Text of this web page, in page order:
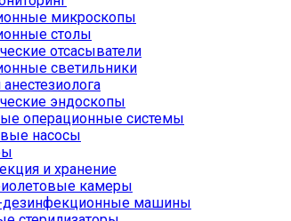
микроскопы
столы
отсасыватели
светильники
эндоскопы
операционные системы
насосы
и хранение
камеры
машины